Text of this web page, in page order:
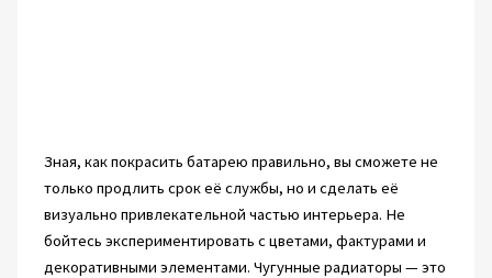
Зная, как покрасить батарею правильно, вы сможете не
только продлить срок её службы, но и сделать её
визуально привлекательной частью интерьера. Не
бойтесь экспериментировать с цветами, фактурами и
декоративными элементами. Чугунные радиаторы — это